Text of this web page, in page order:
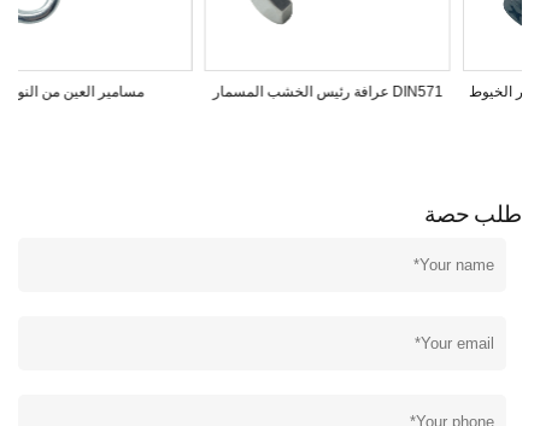
DIN571 عرافة رئيس الخشب المسمار مسامير العين من النوع C
طلب حصة